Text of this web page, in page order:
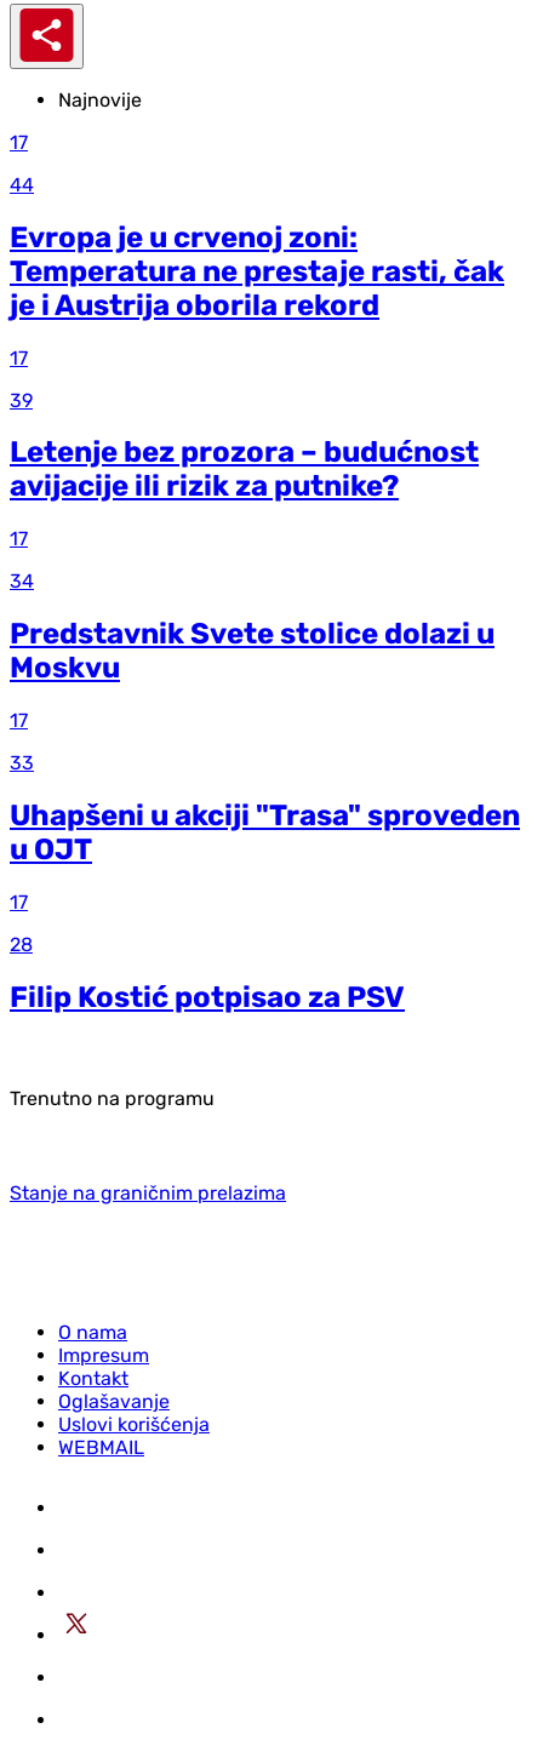
Najnovije
17
44
Evropa je u crvenoj zoni:
Temperatura ne prestaje rasti, čak
je i Austrija oborila rekord
17
39
Letenje bez prozora – budućnost
avijacije ili rizik za putnike?
17
34
Predstavnik Svete stolice dolazi u
Moskvu
17
33
Uhapšeni u akciji "Trasa" sproveden
u OJT
17
28
Filip Kostić potpisao za PSV
Trenutno na programu
Stanje na graničnim prelazima
O nama
Impresum
Kontakt
Oglašavanje
Uslovi korišćenja
WEBMAIL